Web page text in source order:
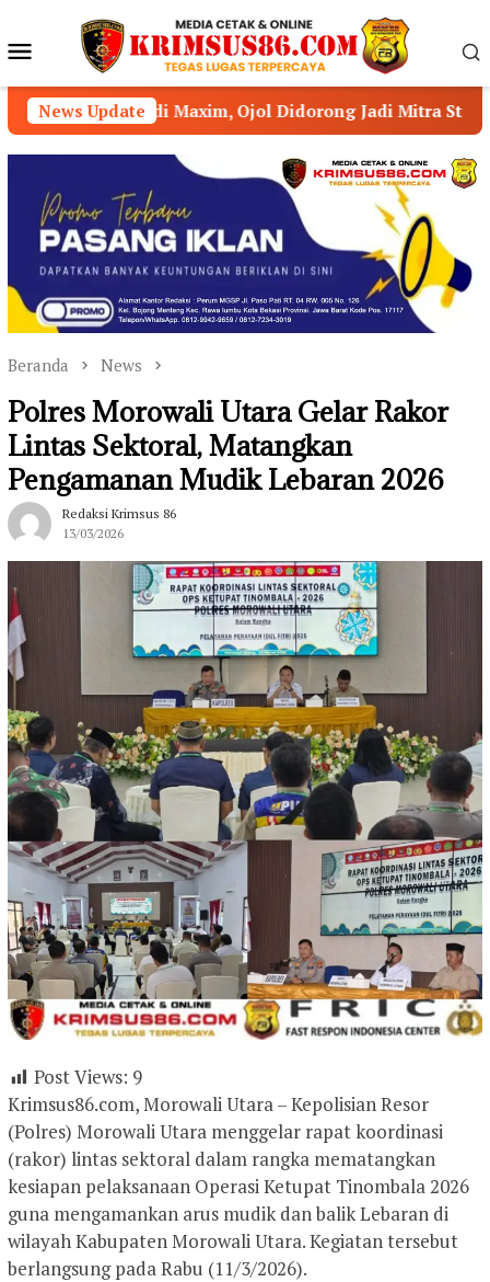
konten Menu
Mobile
News Update
Ojol Didorong Jadi Mitra Strategis Kamtibmas
Beranda News
Polres Morowali Utara Gelar Rakor
Lintas Sektoral, Matangkan
Pengamanan Mudik Lebaran 2026
Redaksi Krimsus 86
13/03/2026
Post Views: 9
Krimsus86.com, Morowali Utara – Kepolisian Resor
(Polres) Morowali Utara menggelar rapat koordinasi
(rakor) lintas sektoral dalam rangka mematangkan
kesiapan pelaksanaan Operasi Ketupat Tinombala 2026
guna mengamankan arus mudik dan balik Lebaran di
wilayah Kabupaten Morowali Utara. Kegiatan tersebut
berlangsung pada Rabu (11/3/2026).